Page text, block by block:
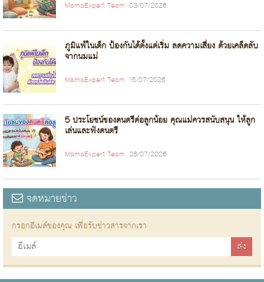
MamaExpert Team 03/07/2026
ภูมิแพ้ในเด็ก ป้องกันได้ตั้งแต่เริ่ม ลดความเสี่ยง ด้วยเคล็ดลับ
จากนมแม่
MamaExpert Team 15/07/2026
5 ประโยชน์ของดนตรีต่อลูกน้อย คุณแม่ควรสนับสนุน ให้ลูก
เล่นและฟังดนตรี
MamaExpert Team 28/07/2026
จดหมายข่าว
กรอกอีเมล์ของคุณ เพื่อรับข่าวสารจากเรา